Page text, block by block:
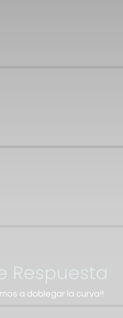
Respuesta
a doblegar la curva!!